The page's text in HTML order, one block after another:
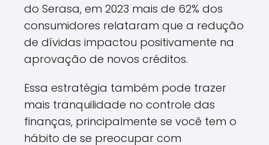
do Serasa, em 2023 mais de 62% dos
consumidores relataram que a redução
de dívidas impactou positivamente na
aprovação de novos créditos.
Essa estratégia também pode trazer
mais tranquilidade no controle das
finanças, principalmente se você tem o
hábito de se preocupar com